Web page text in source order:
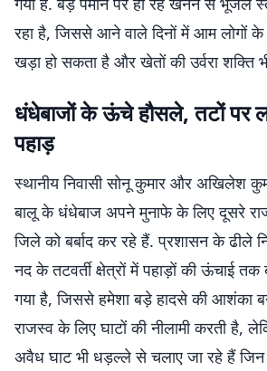
रहा है, जिससे आने वाले दिनों में आम लोगों
खड़ा हो सकता है और खेतों की उर्वरा शक्ति
धंधेबाजों के ऊंचे हौसले, तटों पर
पहाड़
स्थानीय निवासी सोनू कुमार और अखिलेश
बालू के धंधेबाज अपने मुनाफे के लिए दूसरे
जिले को बर्बाद कर रहे हैं. प्रशासन के ढीले
नद के तटवर्ती क्षेत्रों में पहाड़ों की ऊंचाई तक
गया है, जिससे हमेशा बड़े हादसे की आशंका
राजस्व के लिए घाटों की नीलामी करती है,
अवैध घाट भी धड़ल्ले से चलाए जा रहे हैं जिन